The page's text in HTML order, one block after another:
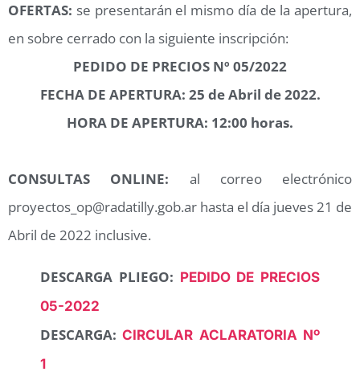
OFERTAS: se presentarán el mismo día de la apertura,
en sobre cerrado con la siguiente inscripción:
PEDIDO DE PRECIOS Nº 05/2022
FECHA DE APERTURA: 25 de Abril de 2022.
HORA DE APERTURA: 12:00 horas.
CONSULTAS ONLINE: al correo electrónico
proyectos_op@radatilly.gob.ar hasta el día jueves 21 de
Abril de 2022 inclusive.
DESCARGA PLIEGO: PEDIDO DE PRECIOS
05-2022
DESCARGA:CIRCULAR ACLARATORIA Nº
1